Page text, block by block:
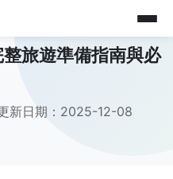
旅遊準備指南與必
新日期： 2025-12-08